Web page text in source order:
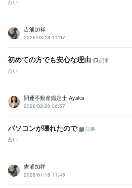
占い
吉浦加祥
2026/03/18 11:07
初めての方でも安心な理由
記事
占い
開運不動産鑑定士 Ayaka
2026/02/20 06:57
パソコンが壊れたので
記事
占い
吉浦加祥
2026/01/16 11:45